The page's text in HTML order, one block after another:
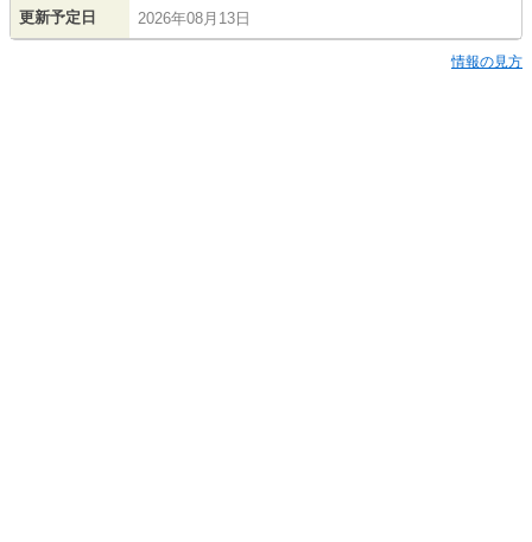
更新予定日 2026年08月13日
情報の見方